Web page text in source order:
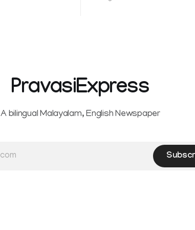
female contractual staff
PravasiExpress
A bilingual Malayalam, English Newspaper